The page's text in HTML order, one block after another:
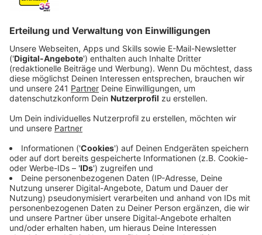
Der Start ist geglückt. So hat die Bahn gestern
Schienenersatzverkehrs rund um unsere Stadt
kommentiert. Hundertprozentig unterschreiben
können das einige Anwohner in Wiesdorf noch
nicht. Dort ist nämlich am Sonntagabend einer der
Ersatzbusse steckengeblieben.
Veröffentlicht:Dienstag, 10.02.2026 06:35
Anzeige
©Radio Leverkusen
Anzeige